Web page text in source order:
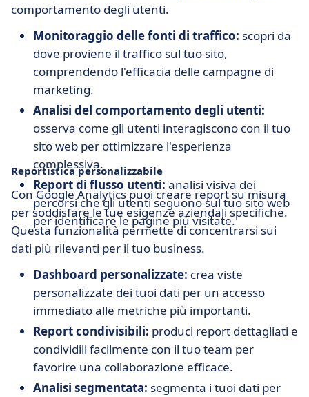
comportamento degli utenti.
Monitoraggio delle fonti di traffico: scopri da
dove proviene il traffico sul tuo sito,
comprendendo l'efficacia delle campagne di
marketing.
Analisi del comportamento degli utenti:
osserva come gli utenti interagiscono con il tuo
sito web per ottimizzare l'esperienza
complessiva.
Report di flusso utenti: analisi visiva dei
percorsi che gli utenti seguono sul tuo sito web
per identificare le pagine più visitate.
Reportistica personalizzabile
Con Google Analytics puoi creare report su misura
per soddisfare le tue esigenze aziendali specifiche.
Questa funzionalità permette di concentrarsi sui
dati più rilevanti per il tuo business.
Dashboard personalizzate: crea viste
personalizzate dei tuoi dati per un accesso
immediato alle metriche più importanti.
Report condivisibili: produci report dettagliati e
condividili facilmente con il tuo team per
favorire una collaborazione efficace.
Analisi segmentata: segmenta i tuoi dati per